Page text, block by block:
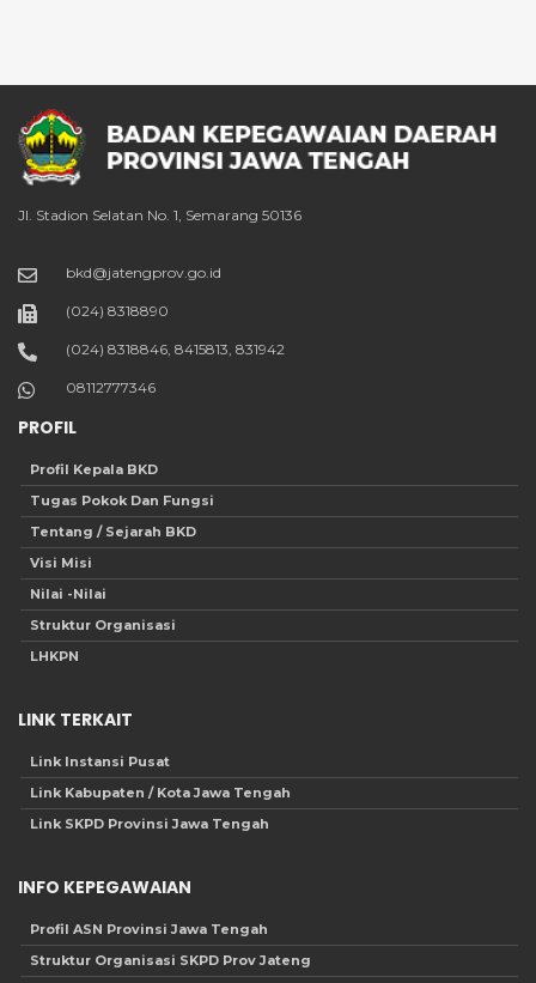
Jl. Stadion Selatan No. 1, Semarang 50136
bkd@jatengprov.go.id
(024) 8318890
(024) 8318846, 8415813, 831942
08112777346
PROFIL
Profil Kepala BKD
Tugas Pokok Dan Fungsi
Tentang / Sejarah BKD
Visi Misi
Nilai -Nilai
Struktur Organisasi
LHKPN
LINK TERKAIT
Link Instansi Pusat
Link Kabupaten / Kota Jawa Tengah
Link SKPD Provinsi Jawa Tengah
INFO KEPEGAWAIAN
Profil ASN Provinsi Jawa Tengah
Struktur Organisasi SKPD Prov Jateng